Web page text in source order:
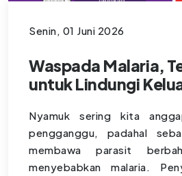
Senin, 01 Juni 2026
Waspada Malaria,
untuk Lindungi
Nyamuk sering kita
pengganggu, padahal
membawa parasit
menyebabkan malaria.